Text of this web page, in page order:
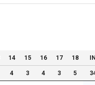
14 15 16 17 18
4 3 4 3 5